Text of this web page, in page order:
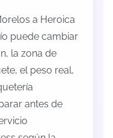
a Heroica
puede cambiar
la zona de
el peso real,
antes de